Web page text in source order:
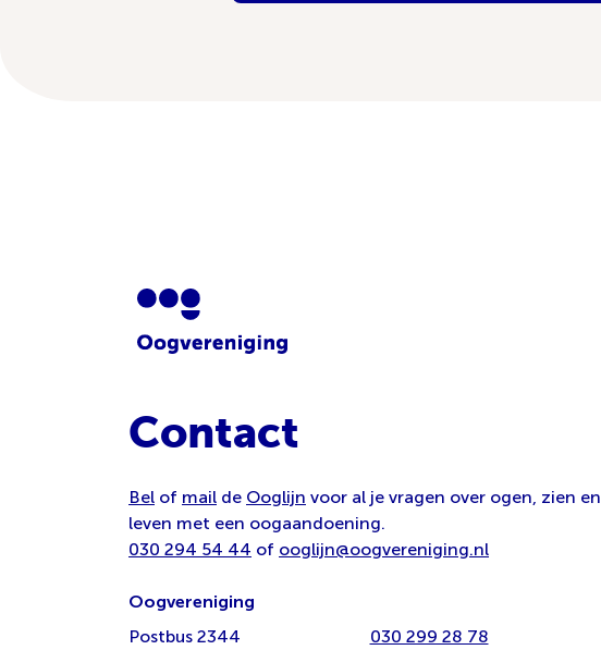
Contact
Bel of mail de Ooglijn voor al je vragen over ogen, zien en
leven met een oogaandoening.
030 294 54 44 of ooglijn@oogvereniging.nl
Oogvereniging
Postbus 2344
030 299 28 78